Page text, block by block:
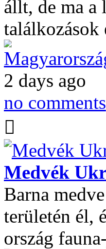
állt, de ma a
2 days ago
no comments
Medvék
Barna
területén él,
ország